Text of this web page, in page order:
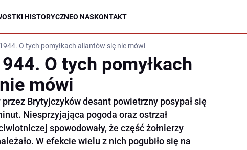
HISTORYCZNEO NASKONTAKT
O tych pomyłkach aliantów się nie mówi
O tych pomyłkach
mówi
Brytyjczyków desant powietrzny posypał się
Niesprzyjająca pogoda oraz ostrzał
spowodowały, że część żołnierzy
W efekcie wielu z nich pogubiło się na